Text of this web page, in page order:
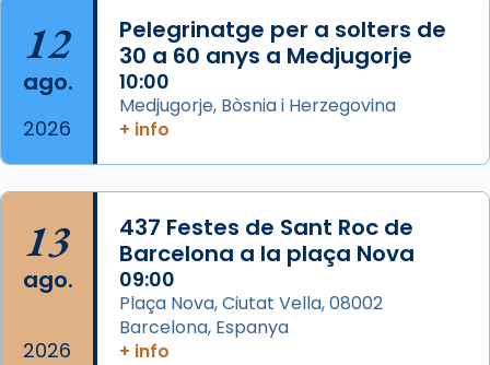
partir de l’Edat Mitjana sorgeix la tradició
que les santes Juliana (“relatiu a Júlia”) i
Semproniana (“relatiu a Semprònia =
eterna”) són deixebles seves. I l’any 1667, el
frare Joan Gaspar Roig, afirma en una obra
que les santes són filles de l’antiga Iluro.
Mataró en reivindicarà les relíq
View on Facebook · Share
12
ago.
2026
Pelegrinatge per a solters de
30 a 60 anys a Medjugorje
10:00
Medjugorje, Bòsnia i Herzegovina
+ info
13
ago.
2026
437 Festes de Sant Roc de
Barcelona a la plaça Nova
09:00
Plaça Nova, Ciutat Vella, 08002
Barcelona, Espanya
+ info